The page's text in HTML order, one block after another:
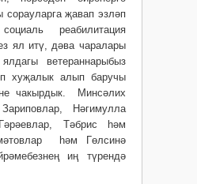
җа­вап эзләп
реабилитация
ял итү, дәва чаралары
ветераннарыбыз
алып баручы
чакырдык. Минсәлих
Нәгимулла
Тәбрис һәм
һәм Гөл­синә
иң түрендә